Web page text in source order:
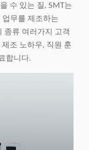
수 있는 질, SMT는
업무를 제조하는
종류 여러가지 고객
조 노하우, 직원 훈
합니다.